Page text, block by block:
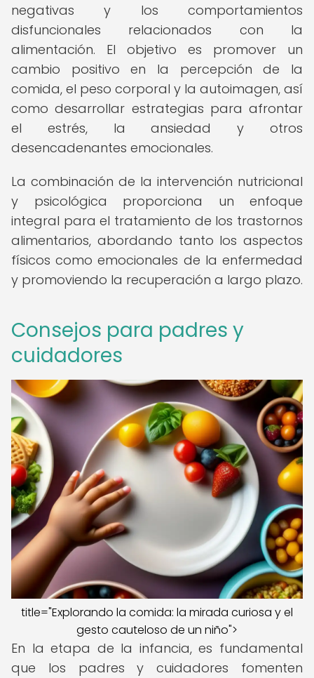
negativas y los comportamientos
disfuncionales relacionados con la
alimentación. El objetivo es promover un
cambio positivo en la percepción de la
comida, el peso corporal y la autoimagen, así
como desarrollar estrategias para afrontar
el estrés, la ansiedad y otros
desencadenantes emocionales.
La combinación de la intervención nutricional
y psicológica proporciona un enfoque
integral para el tratamiento de los trastornos
alimentarios, abordando tanto los aspectos
físicos como emocionales de la enfermedad
y promoviendo la recuperación a largo plazo.
Consejos para padres y
cuidadores
title="Explorando la comida: la mirada curiosa y el
gesto cauteloso de un niño">
En la etapa de la infancia, es fundamental
que los padres y cuidadores fomenten